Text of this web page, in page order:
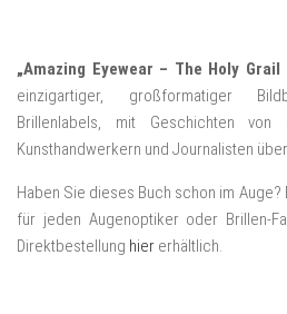
„Amazing Eyewear – The Holy Grail
einzigartiger, großformatiger
Brillenlabels, mit Geschichten von
Kunsthandwerkern und Journalisten
Haben Sie dieses Buch schon im
für jeden Augenoptiker oder Brillen-
Direktbestellung hier erhältlich.